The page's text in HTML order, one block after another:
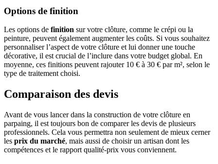
Options de finition
Les options de finition sur votre clôture, comme le crépi ou la
peinture, peuvent également augmenter les coûts. Si vous souhaitez
personnaliser l’aspect de votre clôture et lui donner une touche
décorative, il est crucial de l’inclure dans votre budget global. En
moyenne, ces finitions peuvent rajouter 10 € à 30 € par m², selon le
type de traitement choisi.
Comparaison des devis
Avant de vous lancer dans la construction de votre clôture en
parpaing, il est toujours bon de comparer les devis de plusieurs
professionnels. Cela vous permettra non seulement de mieux cerner
les prix du marché, mais aussi de choisir un artisan dont les
compétences et le rapport qualité-prix vous conviennent.